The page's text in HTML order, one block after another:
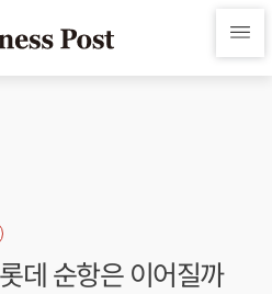
데 순항은 이어질까